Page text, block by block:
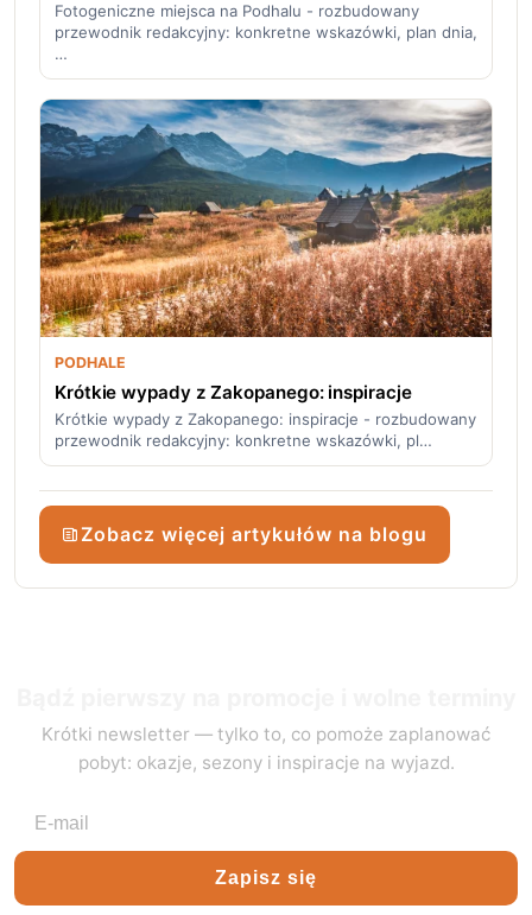
Fotogeniczne miejsca na Podhalu - rozbudowany
przewodnik redakcyjny: konkretne wskazówki, plan dnia,
…
PODHALE
Krótkie wypady z Zakopanego: inspiracje
Krótkie wypady z Zakopanego: inspiracje - rozbudowany
przewodnik redakcyjny: konkretne wskazówki, pl…
Zobacz więcej artykułów na blogu
Krótki newsletter — tylko to, co pomoże zaplanować
pobyt: okazje, sezony i inspiracje na wyjazd.
Adres e-mail
Zapisz się